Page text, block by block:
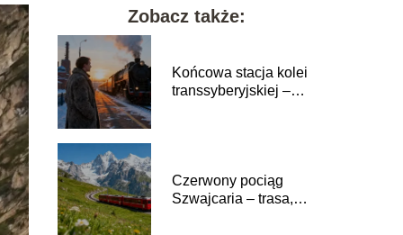
Zobacz także:
Końcowa stacja kolei
transsyberyjskiej –
Czerwony pociąg
Szwajcaria – trasa,